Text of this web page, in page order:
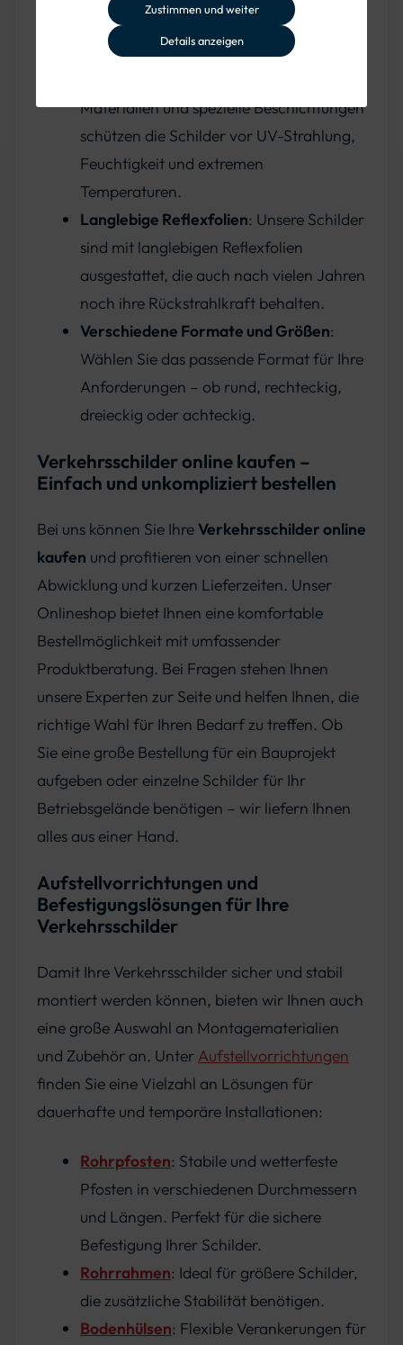
Zustimmen und weiter
Details anzeigen
Vorteile unserer Verkehrsschilder:
Materialien und spezielle Beschichtungen
schützen die Schilder vor UV-Strahlung,
Feuchtigkeit und extremen
Temperaturen.
Langlebige Reflexfolien: Unsere Schilder
sind mit langlebigen Reflexfolien
ausgestattet, die auch nach vielen Jahren
noch ihre Rückstrahlkraft behalten.
Verschiedene Formate und Größen:
Wählen Sie das passende Format für Ihre
Anforderungen – ob rund, rechteckig,
dreieckig oder achteckig.
Verkehrsschilder online kaufen –
Einfach und unkompliziert bestellen
Bei uns können Sie Ihre Verkehrsschilder online
kaufen und profitieren von einer schnellen
Abwicklung und kurzen Lieferzeiten. Unser
Onlineshop bietet Ihnen eine komfortable
Bestellmöglichkeit mit umfassender
Produktberatung. Bei Fragen stehen Ihnen
unsere Experten zur Seite und helfen Ihnen, die
richtige Wahl für Ihren Bedarf zu treffen. Ob
Sie eine große Bestellung für ein Bauprojekt
aufgeben oder einzelne Schilder für Ihr
Betriebsgelände benötigen – wir liefern Ihnen
alles aus einer Hand.
Aufstellvorrichtungen und
Befestigungslösungen für Ihre
Verkehrsschilder
Damit Ihre Verkehrsschilder sicher und stabil
montiert werden können, bieten wir Ihnen auch
eine große Auswahl an Montagematerialien
und Zubehör an. Unter Aufstellvorrichtungen
finden Sie eine Vielzahl an Lösungen für
dauerhafte und temporäre Installationen:
Rohrpfosten: Stabile und wetterfeste
Pfosten in verschiedenen Durchmessern
und Längen. Perfekt für die sichere
Befestigung Ihrer Schilder.
Rohrrahmen: Ideal für größere Schilder,
die zusätzliche Stabilität benötigen.
Bodenhülsen: Flexible Verankerungen für